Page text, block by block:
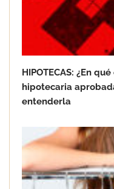
Solda Electric
soldadura con
llegan
PAPREC
Servicios
HIPOTECAS: ¿En
hipotecaria
entenderla